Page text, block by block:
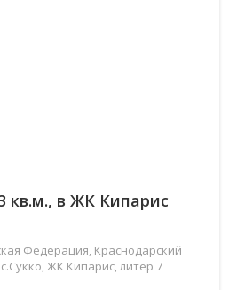
кв.м., в ЖК Кипарис
Федерация, Краснодарский
ЖК Кипарис, литер 7